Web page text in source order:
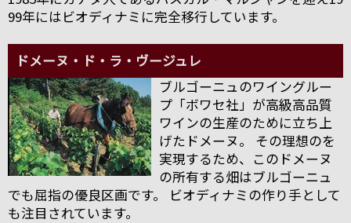
99年にはビオディナミに完全移行しています。
ドメーヌ・ド・ラ・ヴージュレ
ブルゴーニュのワイングルー
プ「ボワセ社」が高級高品質
ワインの生産のために立ち上
げたドメーヌ。 その理想のを
実現するため、このドメーヌ
の所有する畑はブルゴーニュ
でも屈指の優良区画です。 ビオディナミの作り手として
も注目されています。